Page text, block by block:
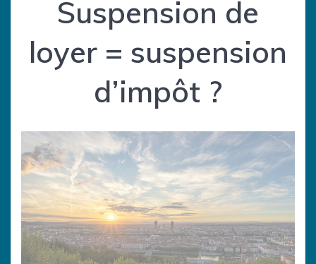
Suspension de
loyer = suspension
d’impôt ?